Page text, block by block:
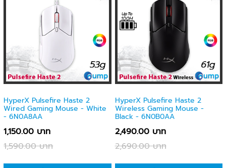
HyperX Pulsefire Haste 2
Wired Gaming Mouse - White
- 6N0A8AA
1,150.00 บาท
1,590.00 บาท
HyperX Pulsefire Haste 2
Wireless Gaming Mouse -
Black - 6N0B0AA
2,490.00 บาท
2,690.00 บาท